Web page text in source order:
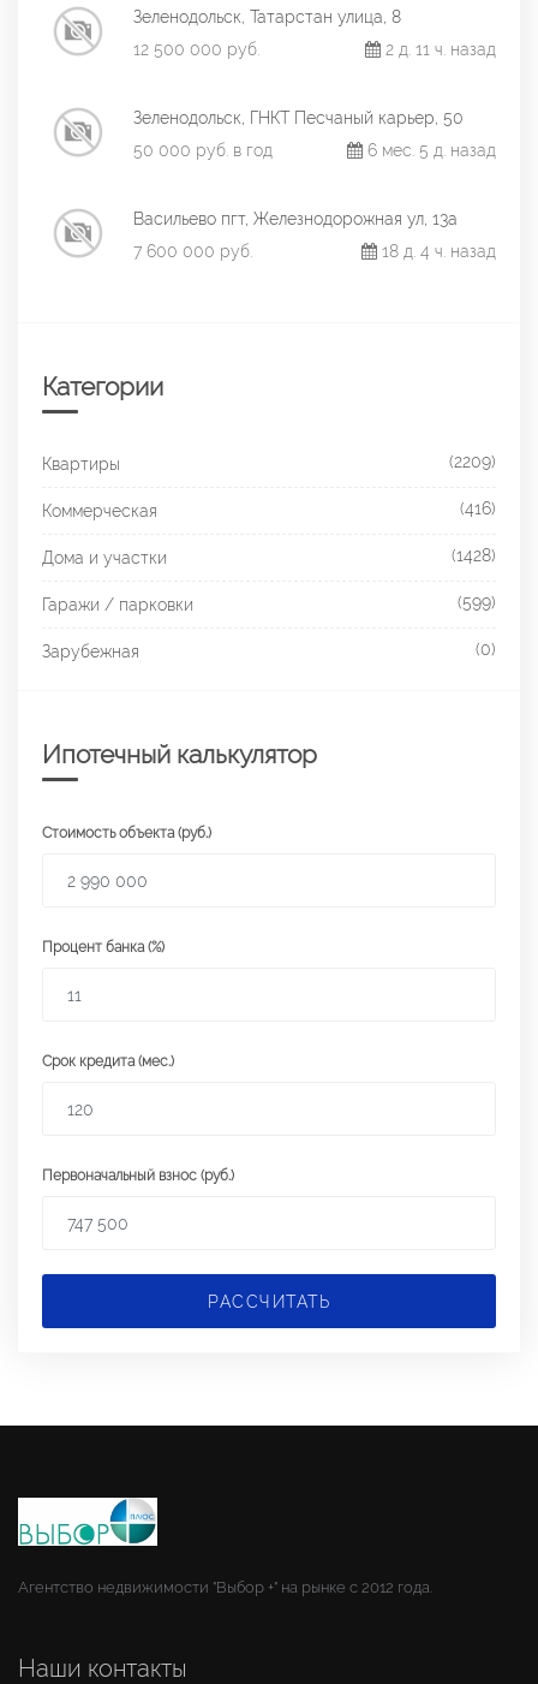
Зеленодольск, Татарстан улица, 8
12 500 000 руб.
2 д. 11 ч. назад
Зеленодольск, ГНКТ Песчаный карьер, 50
50 000 руб. в год
6 мес. 5 д. назад
Васильево пгт, Железнодорожная ул, 13а
7 600 000 руб.
18 д. 4 ч. назад
Категории
Квартиры (2209)
Коммерческая (416)
Дома и участки (1428)
Гаражи / парковки (599)
Зарубежная (0)
Ипотечный калькулятор
Стоимость объекта (руб.)
Процент банка (%)
Срок кредита (мес.)
Первоначальный взнос (руб.)
РАССЧИТАТЬ
Агентство недвижимости "Выбор +" на рынке с 2012 года.
Наши контакты